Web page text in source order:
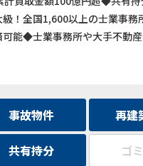
！全国1,600以上の士業事務
能◆士業事務所や大手不動
事故物件 再建
共有持分 ゴ